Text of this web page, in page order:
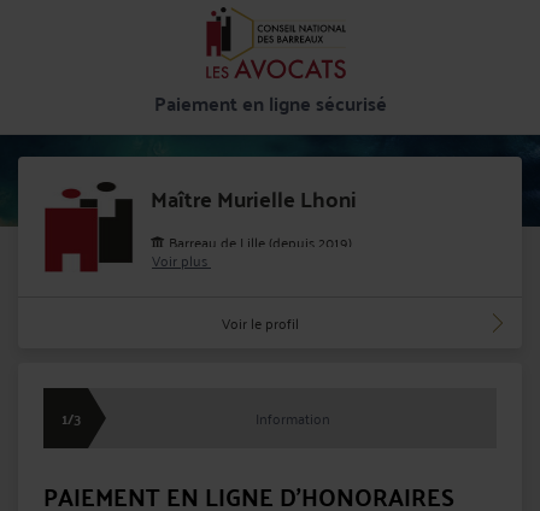
Paiement en ligne sécurisé
Maître Murielle Lhoni
Barreau de Lille (depuis 2019)
445, Boulevard Gambetta 59200 TOURCOING
Voir plus
Voir le profil
1/3 Information
PAIEMENT EN LIGNE D'HONORAIRES